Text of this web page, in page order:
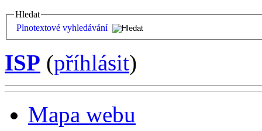
Hledat
Plnotextové vyhledávání
ISP (příhlásit)
Mapa webu